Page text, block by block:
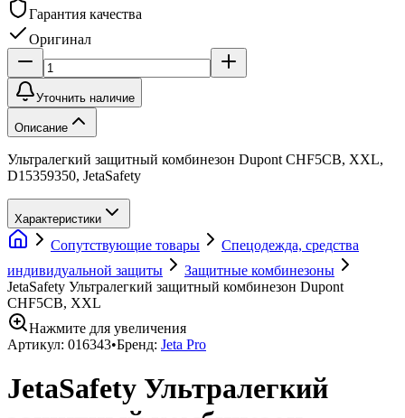
Гарантия качества
Оригинал
Уточнить наличие
Описание
Ультралегкий защитный комбинезон Dupont CHF5CB, XXL,
D15359350, JetaSafety
Характеристики
Сопутствующие товары
Спецодежда, средства
индивидуальной защиты
Защитные комбинезоны
JetaSafety Ультралегкий защитный комбинезон Dupont
CHF5CB, XXL
Нажмите для увеличения
Артикул: 016343•Бренд: Jeta Pro
JetaSafety Ультралегкий